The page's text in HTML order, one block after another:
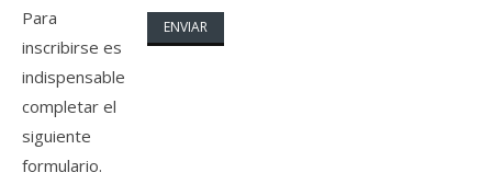
Para
inscribirse es
indispensable
completar el
siguiente
formulario.